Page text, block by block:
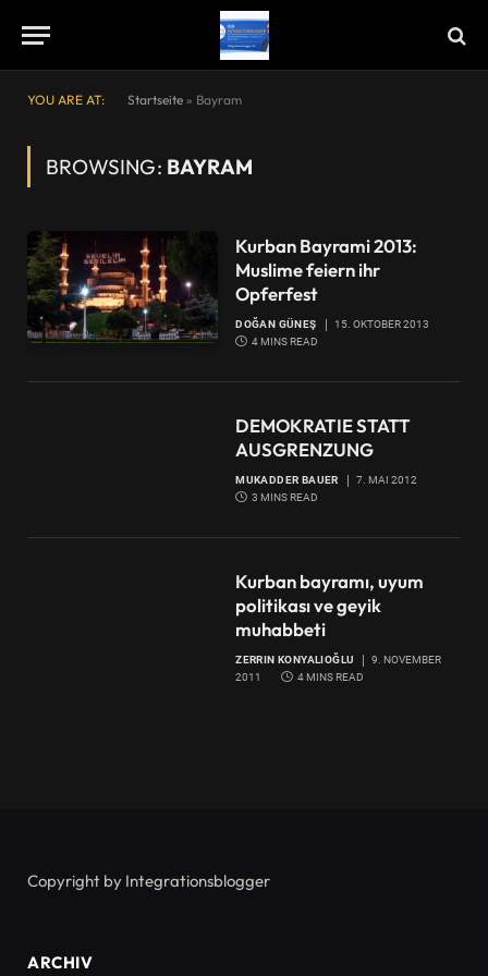
YOU ARE AT: Startseite » Bayram
BROWSING: BAYRAM
Kurban Bayrami 2013:
Muslime feiern ihr
Opferfest
DOĞAN GÜNEŞ
15. OKTOBER 2013
4 MINS READ
DEMOKRATIE STATT
AUSGRENZUNG
MUKADDER BAUER
7. MAI 2012
3 MINS READ
Kurban bayramı, uyum
politikası ve geyik
muhabbeti
ZERRIN KONYALIOĞLU
9. NOVEMBER
2011
4 MINS READ
Copyright by Integrationsblogger
ARCHIV